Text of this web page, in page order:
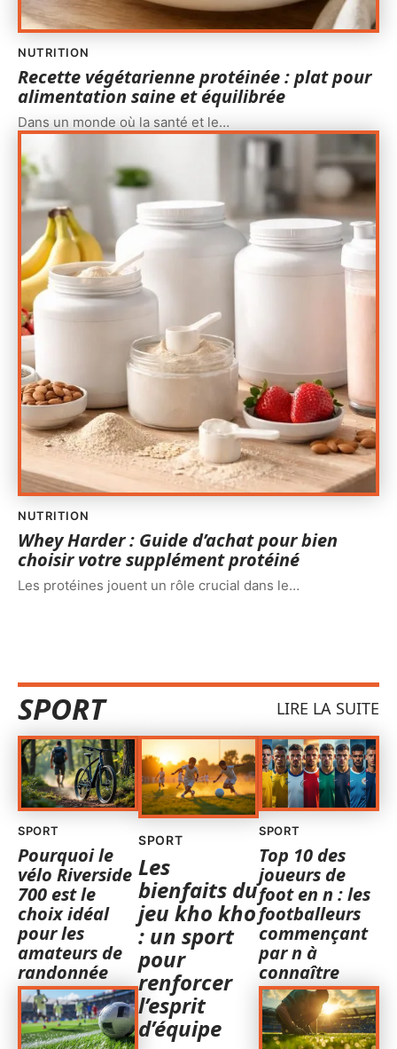
NUTRITION
Recette végétarienne protéinée : plat pour
alimentation saine et équilibrée
Dans un monde où la santé et le…
NUTRITION
Whey Harder : Guide d’achat pour bien
choisir votre supplément protéiné
Les protéines jouent un rôle crucial dans le…
SPORT LIRE LA SUITE
SPORT
Pourquoi le
vélo Riverside
700 est le
choix idéal
pour les
amateurs de
randonnée
SPORT
Les
bienfaits du
jeu kho kho
: un sport
pour
renforcer
l’esprit
d’équipe
SPORT
Top 10 des
joueurs de
foot en n : les
footballeurs
commençant
par n à
connaître